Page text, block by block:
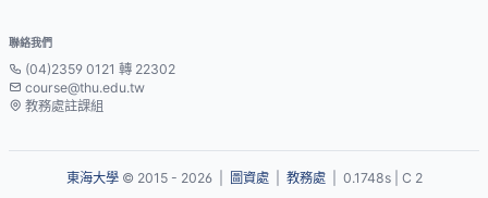
聯絡我們
(04)2359 0121 轉 22302
course@thu.edu.tw
教務處註課組
東海大學© 2015 - 2026 | 圖資處| 教務處| 0.1748s | C 2